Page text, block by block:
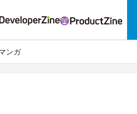
ンガ